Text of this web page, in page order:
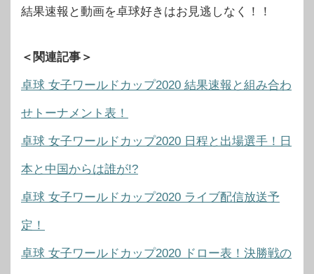
結果速報と動画を卓球好きはお見逃しなく！！
＜関連記事＞
卓球 女子ワールドカップ2020 結果速報と組み合わ
せトーナメント表！
卓球 女子ワールドカップ2020 日程と出場選手！日
本と中国からは誰が!?
卓球 女子ワールドカップ2020 ライブ配信放送予
定！
卓球 女子ワールドカップ2020 ドロー表！決勝戦の